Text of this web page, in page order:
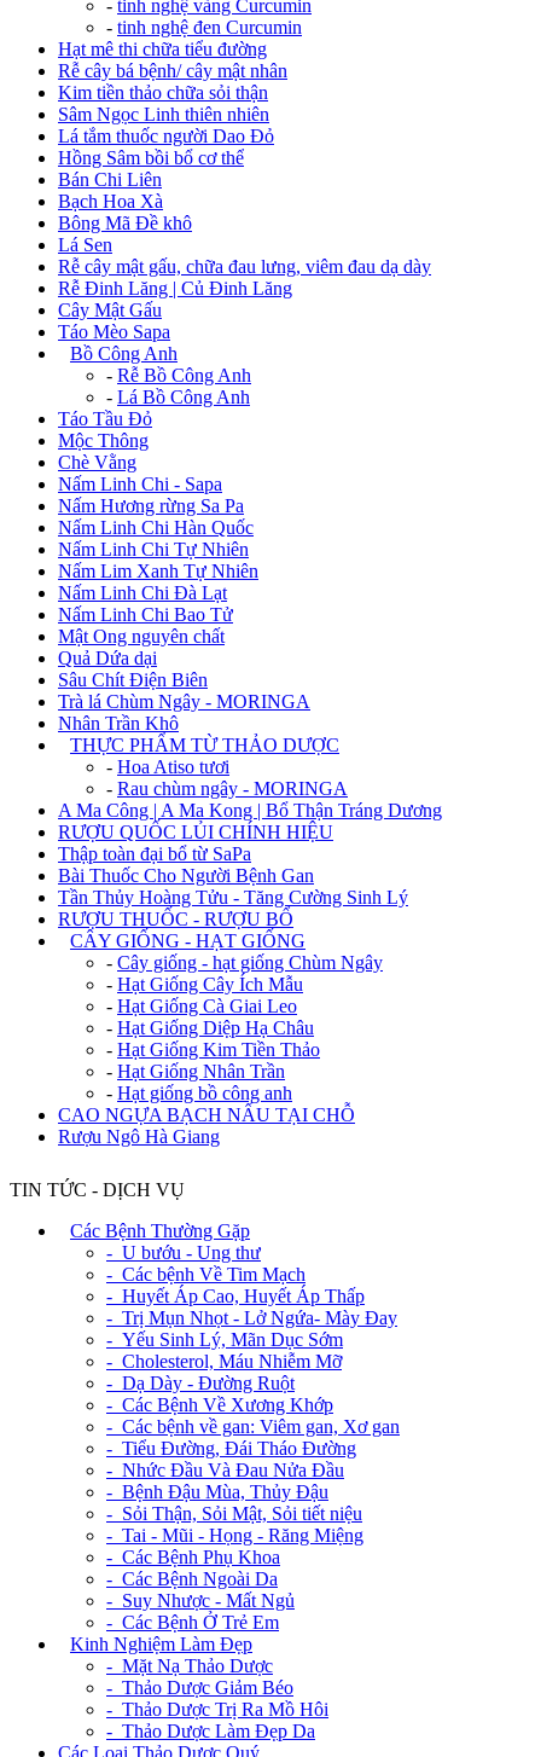
- tinh nghệ vàng Curcumin
- tinh nghệ đen Curcumin
Hạt mê thi chữa tiểu đường
Rễ cây bá bệnh/ cây mật nhân
Kim tiền thảo chữa sỏi thận
Sâm Ngọc Linh thiên nhiên
Lá tắm thuốc người Dao Đỏ
Hồng Sâm bồi bổ cơ thể
Bán Chi Liên
Bạch Hoa Xà
Bông Mã Đề khô
Lá Sen
Rễ cây mật gấu, chữa đau lưng, viêm đau dạ dày
Rễ Đinh Lăng | Củ Đinh Lăng
Cây Mật Gấu
Táo Mèo Sapa
Bồ Công Anh
- Rễ Bồ Công Anh
- Lá Bồ Công Anh
Táo Tầu Đỏ
Mộc Thông
Chè Vằng
Nấm Linh Chi - Sapa
Nấm Hương rừng Sa Pa
Nấm Linh Chi Hàn Quốc
Nấm Linh Chi Tự Nhiên
Nấm Lim Xanh Tự Nhiên
Nấm Linh Chi Đà Lạt
Nấm Linh Chi Bao Tử
Mật Ong nguyên chất
Quả Dứa dại
Sâu Chít Điện Biên
Trà lá Chùm Ngây - MORINGA
Nhân Trần Khô
THỰC PHẨM TỪ THẢO DƯỢC
- Hoa Atiso tươi
- Rau chùm ngây - MORINGA
A Ma Công | A Ma Kong | Bổ Thận Tráng Dương
RƯỢU QUỐC LỦI CHÍNH HIỆU
Thập toàn đại bổ từ SaPa
Bài Thuốc Cho Người Bệnh Gan
Tần Thủy Hoàng Tửu - Tăng Cường Sinh Lý
RƯỢU THUỐC - RƯỢU BỔ
CÂY GIỐNG - HẠT GIỐNG
- Cây giống - hạt giống Chùm Ngây
- Hạt Giống Cây Ích Mẫu
- Hạt Giống Cà Giai Leo
- Hạt Giống Diệp Hạ Châu
- Hạt Giống Kim Tiền Thảo
- Hạt Giống Nhân Trần
- Hạt giống bồ công anh
CAO NGỰA BẠCH NẤU TẠI CHỖ
Rượu Ngô Hà Giang
TIN TỨC - DỊCH VỤ
Các Bệnh Thường Gặp
- U bướu - Ung thư
- Các bệnh Về Tim Mạch
- Huyết Áp Cao, Huyết Áp Thấp
- Trị Mụn Nhọt - Lở Ngứa- Mày Đay
- Yếu Sinh Lý, Mãn Dục Sớm
- Cholesterol, Máu Nhiễm Mỡ
- Dạ Dày - Đường Ruột
- Các Bệnh Về Xương Khớp
- Các bệnh về gan: Viêm gan, Xơ gan
- Tiểu Đường, Đái Tháo Đường
- Nhức Đầu Và Đau Nửa Đầu
- Bệnh Đậu Mùa, Thủy Đậu
- Sỏi Thận, Sỏi Mật, Sỏi tiết niệu
- Tai - Mũi - Họng - Răng Miệng
- Các Bệnh Phụ Khoa
- Các Bệnh Ngoài Da
- Suy Nhược - Mất Ngủ
- Các Bệnh Ở Trẻ Em
Kinh Nghiệm Làm Đẹp
- Mặt Nạ Thảo Dược
- Thảo Dược Giảm Béo
- Thảo Dược Trị Ra Mồ Hôi
- Thảo Dược Làm Đẹp Da
Các Loại Thảo Dược Quý